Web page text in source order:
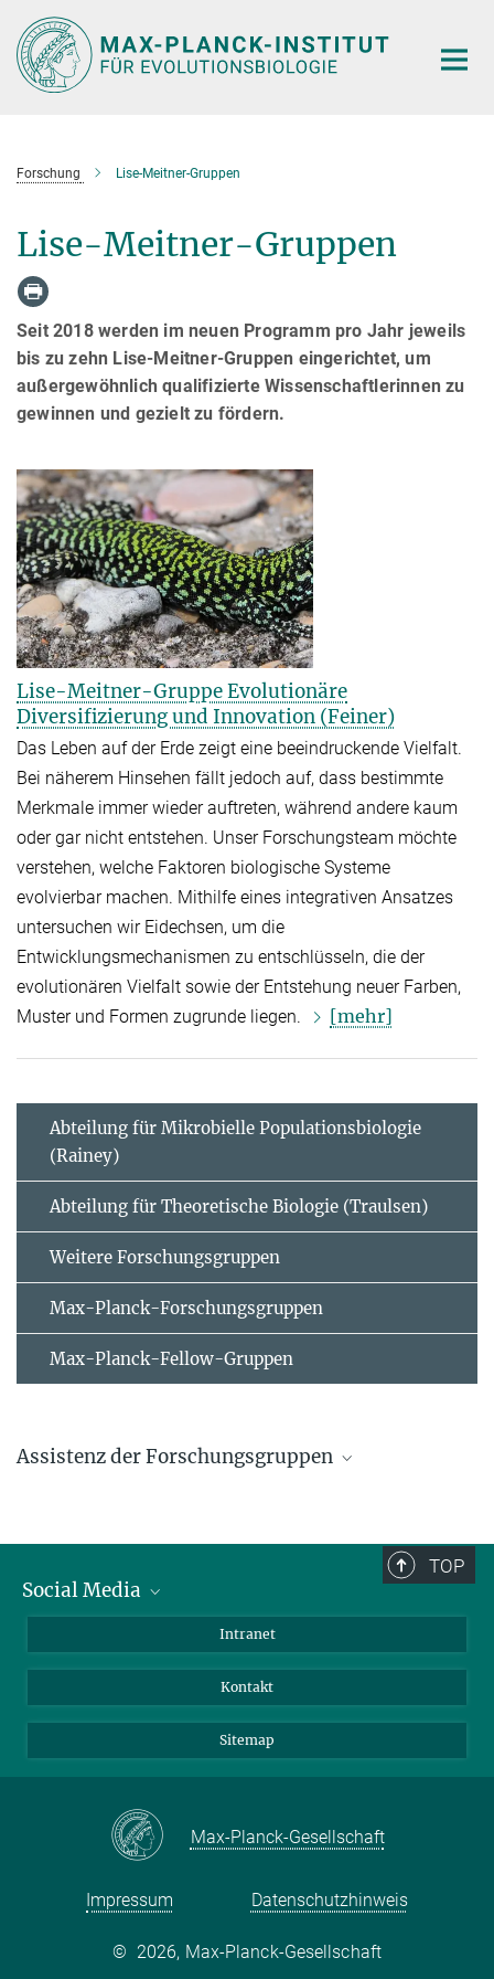
Hauptinhalt
Forschung Lise-Meitner-Gruppen
Lise-Meitner-Gruppen
Seit 2018 werden im neuen Programm pro Jahr jeweils
bis zu zehn Lise-Meitner-Gruppen eingerichtet, um
außergewöhnlich qualifizierte Wissenschaftlerinnen zu
gewinnen und gezielt zu fördern.
Lise-Meitner-Gruppe Evolutionäre
Diversifizierung und Innovation (Feiner)
Das Leben auf der Erde zeigt eine beeindruckende Vielfalt.
Bei näherem Hinsehen fällt jedoch auf, dass bestimmte
Merkmale immer wieder auftreten, während andere kaum
oder gar nicht entstehen. Unser Forschungsteam möchte
verstehen, welche Faktoren biologische Systeme
evolvierbar machen. Mithilfe eines integrativen Ansatzes
untersuchen wir Eidechsen, um die
Entwicklungsmechanismen zu entschlüsseln, die der
evolutionären Vielfalt sowie der Entstehung neuer Farben,
Muster und Formen zugrunde liegen.
[mehr]
Abteilung für Mikrobielle Populationsbiologie
(Rainey)
Abteilung für Theoretische Biologie (Traulsen)
Weitere Forschungsgruppen
Max-Planck-Forschungsgruppen
Max-Planck-Fellow-Gruppen
Assistenz der Forschungsgruppen
lueder@...
TOP
Social Media
LinkedIn
Intranet
Kontakt
Sitemap
Max-Planck-Gesellschaft
Impressum Datenschutzhinweis
© 2026, Max-Planck-Gesellschaft